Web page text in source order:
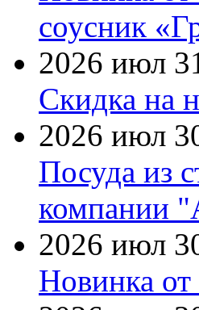
соусник
2026 июл
Скидка на
2026 июл
Посуда из
компании
2026 июл
Новинка